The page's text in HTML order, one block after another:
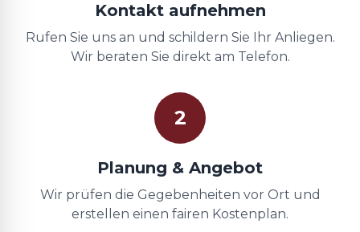
Kontakt aufnehmen
Rufen Sie uns an und schildern Sie Ihr Anliegen.
Wir beraten Sie direkt am Telefon.
2
Planung & Angebot
Wir prüfen die Gegebenheiten vor Ort und
erstellen einen fairen Kostenplan.